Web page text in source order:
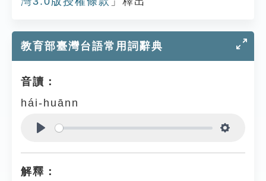
教育部臺灣台語常用詞辭典
音讀：
hái-huānn
解釋：